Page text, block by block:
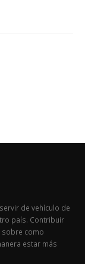
de vehículo de
país. Contribuir
sobre como
estar más